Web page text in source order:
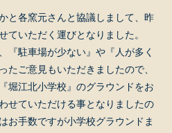
と各窯元さんと協議しまして、昨
ていただく運びとなりました。
『駐車場が少ない』や『人が多く
たご意見もいただきましたので、
堀江北小学校』のグラウンドをお
せていただける事となりましたの
お手数ですが小学校グラウンドま